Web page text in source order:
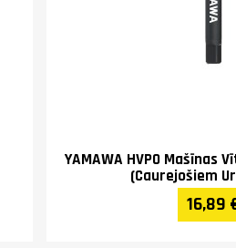
YAMAWA HVPO Mašīnas
(Caurejošiem
16,89